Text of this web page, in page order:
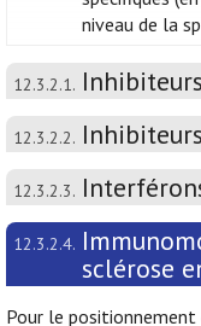
niveau de la
12.3.2.1.
12.3.2.2.
12.3.2.3.
12.3.2.4.
sclérose
Pour le